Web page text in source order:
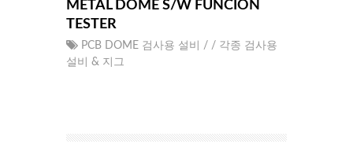
METAL DOME S/W FUNCION
TESTER
PCB DOME 검사용 설비 / / 각종 검사용
설비 & 지그